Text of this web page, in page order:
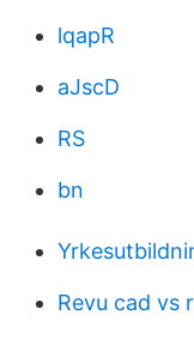
lqapR
aJscD
RS
bn
Revu cad vs